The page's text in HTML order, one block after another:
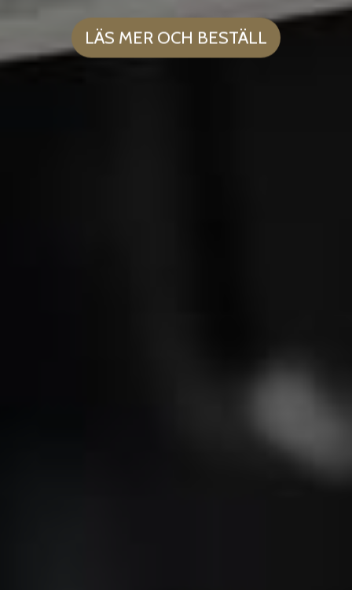
LÄS MER OCH BESTÄLL